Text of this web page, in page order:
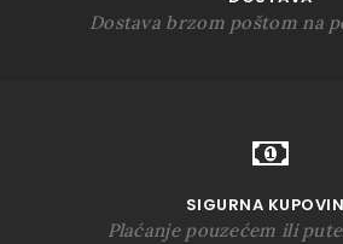
Dostava brzom poštom na
SIGURNA
Plaćanje pouzećem ili